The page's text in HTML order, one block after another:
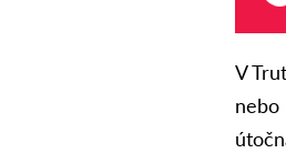
V
nebo